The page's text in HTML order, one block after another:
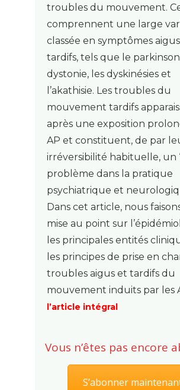
troubles du mouvement.
comprennent une large
classée en symptômes
tardifs, tels que le
dystonie, les dyskinésies et
l’akathisie. Les troubles du
mouvement tardifs
après une exposition
AP et constituent, de par
irréversibilité habituelle, un
problème dans la pratique
psychiatrique et
Dans cet article, nous
mise au point sur
les principales entités
les principes de prise en
troubles aigus et tardifs du
mouvement induits par les
l’article intégral
Vous n’êtes pas encore
S’abonner